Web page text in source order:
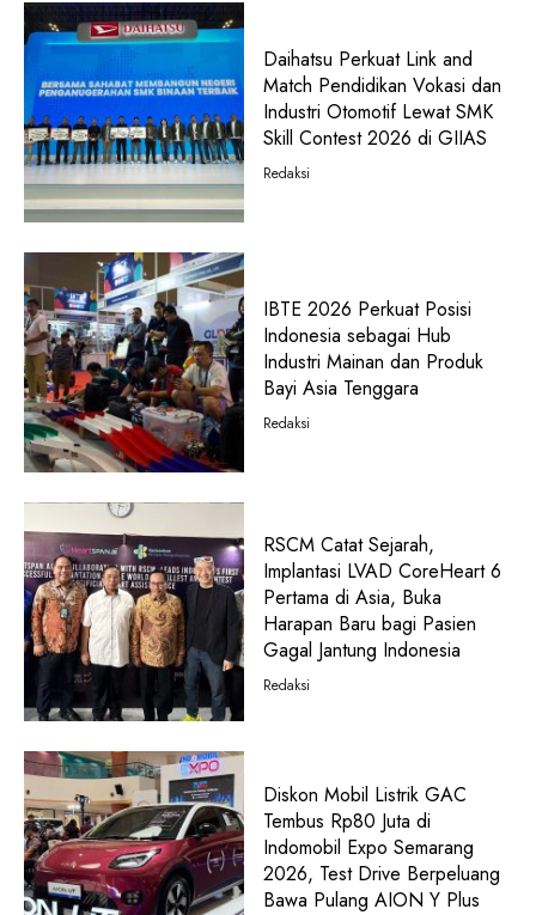
Daihatsu Perkuat Link and
Match Pendidikan Vokasi dan
Industri Otomotif Lewat SMK
Skill Contest 2026 di GIIAS
Redaksi
IBTE 2026 Perkuat Posisi
Indonesia sebagai Hub
Industri Mainan dan Produk
Bayi Asia Tenggara
Redaksi
RSCM Catat Sejarah,
Implantasi LVAD CoreHeart 6
Pertama di Asia, Buka
Harapan Baru bagi Pasien
Gagal Jantung Indonesia
Redaksi
Diskon Mobil Listrik GAC
Tembus Rp80 Juta di
Indomobil Expo Semarang
2026, Test Drive Berpeluang
Bawa Pulang AION Y Plus